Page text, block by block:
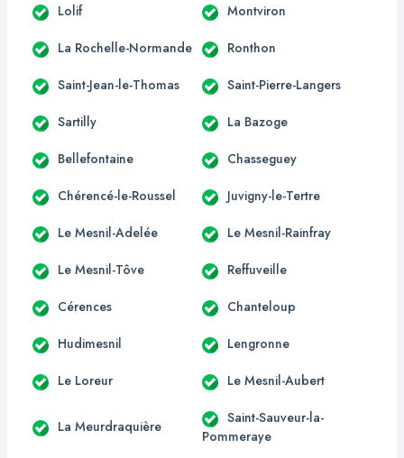
Lolif Montviron
La Rochelle-Normande Ronthon
Saint-Jean-le-Thomas Saint-Pierre-Langers
Sartilly La Bazoge
Bellefontaine Chasseguey
Chérencé-le-Roussel Juvigny-le-Tertre
Le Mesnil-Adelée Le Mesnil-Rainfray
Le Mesnil-Tôve Reffuveille
Cérences Chanteloup
Hudimesnil Lengronne
Le Loreur Le Mesnil-Aubert
La Meurdraquière
Saint-Sauveur-la-
Pommeraye